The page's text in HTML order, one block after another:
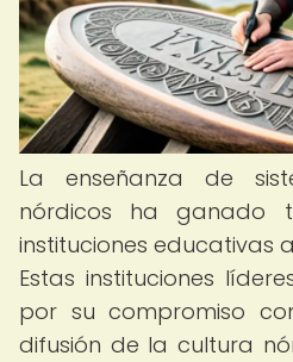
La enseñanza de
nórdicos ha ganado
instituciones educativas
Estas instituciones
por su compromiso
difusión de la cultura